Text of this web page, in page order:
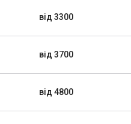
від 3300
від 3700
від 4800